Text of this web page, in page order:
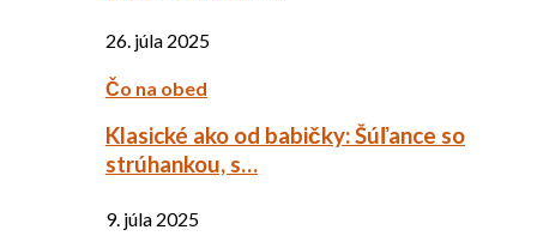
26. júla 2025
Čo na obed
Klasické ako od babičky: Šúľance so
strúhankou, s…
9. júla 2025